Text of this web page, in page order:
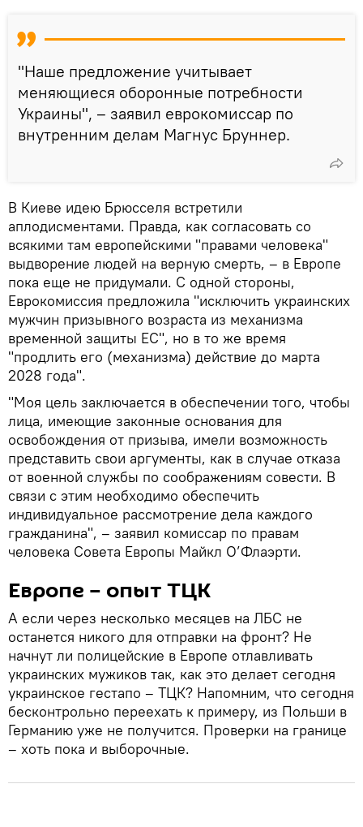
"Наше предложение учитывает
меняющиеся оборонные потребности
Украины", – заявил еврокомиссар по
внутренним делам Магнус Бруннер.
В Киеве идею Брюсселя встретили
аплодисментами. Правда, как согласовать со
всякими там европейскими "правами человека"
выдворение людей на верную смерть, – в Европе
пока еще не придумали. С одной стороны,
Еврокомиссия предложила "исключить украинских
мужчин призывного возраста из механизма
временной защиты ЕС", но в то же время
"продлить его (механизма) действие до марта
2028 года".
"Моя цель заключается в обеспечении того, чтобы
лица, имеющие законные основания для
освобождения от призыва, имели возможность
представить свои аргументы, как в случае отказа
от военной службы по соображениям совести. В
связи с этим необходимо обеспечить
индивидуальное рассмотрение дела каждого
гражданина", – заявил комиссар по правам
человека Совета Европы Майкл О’Флаэрти.
Европе – опыт ТЦК
А если через несколько месяцев на ЛБС не
останется никого для отправки на фронт? Не
начнут ли полицейские в Европе отлавливать
украинских мужиков так, как это делает сегодня
украинское гестапо – ТЦК? Напомним, что сегодня
бесконтрольно переехать к примеру, из Польши в
Германию уже не получится. Проверки на границе
– хоть пока и выборочные.